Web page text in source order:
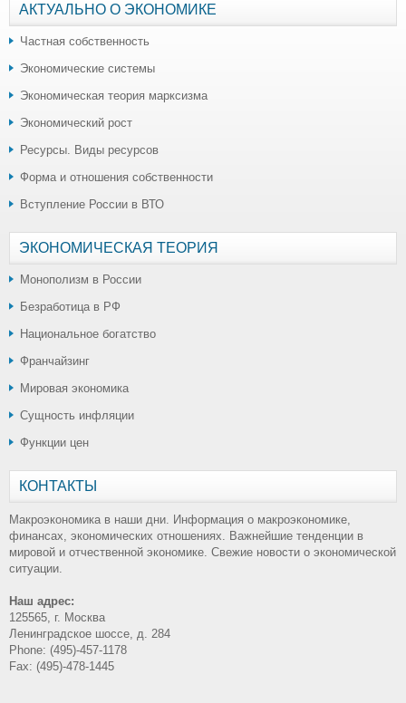
АКТУАЛЬНО О ЭКОНОМИКЕ
Частная собственность
Экономические системы
Экономическая теория марксизма
Экономический рост
Ресурсы. Виды ресурсов
Форма и отношения собственности
Вступление России в ВТО
ЭКОНОМИЧЕСКАЯ ТЕОРИЯ
Монополизм в России
Безработица в РФ
Национальное богатство
Франчайзинг
Мировая экономика
Сущность инфляции
Функции цен
КОНТАКТЫ
Макроэкономика в наши дни. Информация о макроэкономике,
финансах, экономических отношениях. Важнейшие тенденции в
мировой и отчественной экономике. Свежие новости о экономической
ситуации.
Наш адрес:
125565, г. Москва
Ленинградское шоссе, д. 284
Phone: (495)-457-1178
Fax: (495)-478-1445